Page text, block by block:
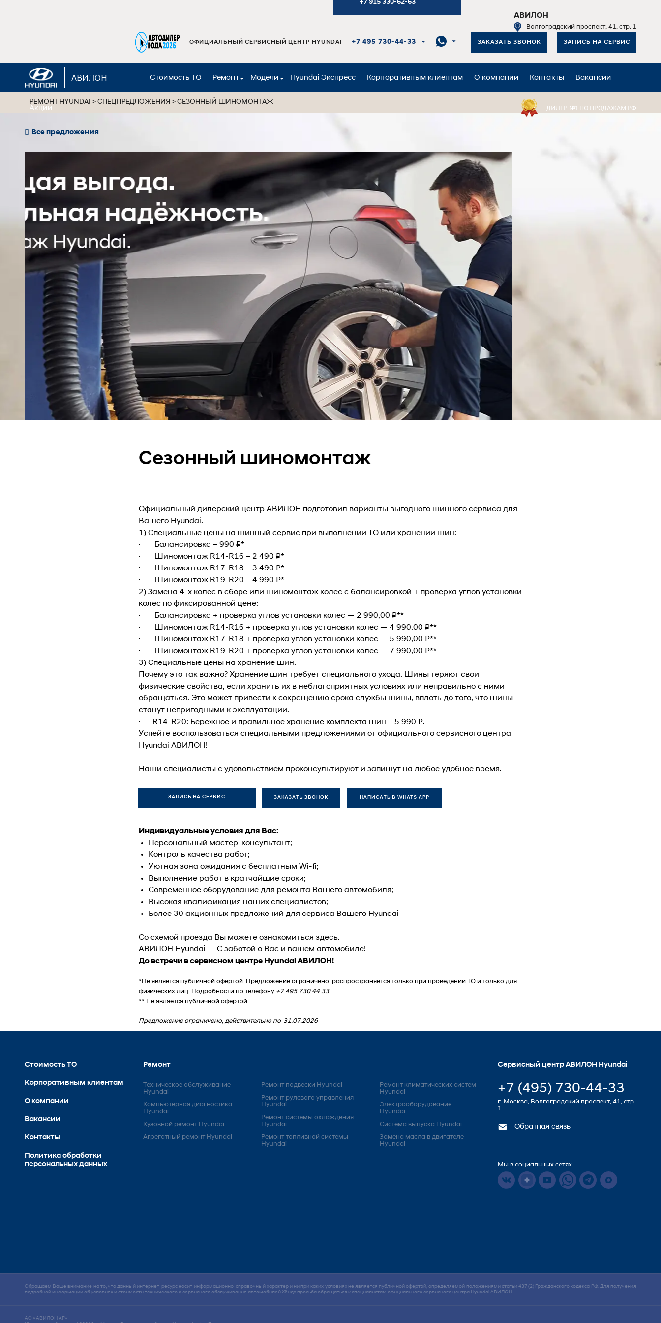
АВИЛОН
Волгоградский проспект, 41, стр. 1
ОФИЦИАЛЬНЫЙ СЕРВИСНЫЙ ЦЕНТР HYUNDAI +7 495 730-44-33
+7 915 330-62-63
ЗАКАЗАТЬ ЗВОНОК ЗАПИСЬ НА СЕРВИС
АВИЛОН Стоимость ТО Ремонт Модели Hyundai Экспресс Корпоративным клиентам О компании Контакты Вакансии
Акции ДИЛЕР №1 ПО ПРОДАЖАМ РФ
РЕМОНТ HYUNDAI > СПЕЦПРЕДЛОЖЕНИЯ > СЕЗОННЫЙ ШИНОМОНТАЖ
Все предложения
Сезонный шиномонтаж
Официальный дилерский центр АВИЛОН подготовил варианты выгодного шинного сервиса для
Вашего Hyundai.
1) Специальные цены на шинный сервис при выполнении ТО или хранении шин:
· Балансировка – 990 ₽*
· Шиномонтаж R14-R16 – 2 490 ₽*
· Шиномонтаж R17-R18 – 3 490 ₽*
· Шиномонтаж R19-R20 – 4 990 ₽*
2) Замена 4-х колес в сборе или шиномонтаж колес с балансировкой + проверка углов установки
колес по фиксированной цене:
· Балансировка + проверка углов установки колес — 2 990,00 ₽**
· Шиномонтаж R14-R16 + проверка углов установки колес — 4 990,00 ₽**
· Шиномонтаж R17-R18 + проверка углов установки колес — 5 990,00 ₽**
· Шиномонтаж R19-R20 + проверка углов установки колес — 7 990,00 ₽**
3) Специальные цены на хранение шин.
Почему это так важно? Хранение шин требует специального ухода. Шины теряют свои
физические свойства, если хранить их в неблагоприятных условиях или неправильно с ними
обращаться. Это может привести к сокращению срока службы шины, вплоть до того, что шины
станут непригодными к эксплуатации.
· R14-R20: Бережное и правильное хранение комплекта шин – 5 990 ₽.
Успейте воспользоваться специальными предложениями от официального сервисного центра
Hyundai АВИЛОН!
Наши специалисты с удовольствием проконсультируют и запишут на любое удобное время.
ЗАПИСЬ НА СЕРВИС ЗАКАЗАТЬ ЗВОНОК НАПИСАТЬ В WHATS APP
Индивидуальные условия для Вас:
Персональный мастер-консультант;
Контроль качества работ;
Уютная зона ожидания с бесплатным Wi-fi;
Выполнение работ в кратчайшие сроки;
Современное оборудование для ремонта Вашего автомобиля;
Высокая квалификация наших специалистов;
Более 30 акционных предложений для сервиса Вашего Hyundai
Со схемой проезда Вы можете ознакомиться здесь.
АВИЛОН Hyundai — С заботой о Вас и вашем автомобиле!
До встречи в сервисном центре Hyundai АВИЛОН!
*Не является публичной офертой. Предложение ограничено, распространяется только при проведении ТО и только для
физических лиц. Подробности по телефону +7 495 730 44 33.
** Не является публичной офертой.
Предложение ограничено, действительно по 31.07.2026
Стоимость ТО
Корпоративным клиентам
О компании
Вакансии
Контакты
Политика обработки
персональных данных
Ремонт
Техническое обслуживание
Hyundai
Компьютерная диагностика
Hyundai
Кузовной ремонт Hyundai
Агрегатный ремонт Hyundai
Ремонт подвески Hyundai
Ремонт рулевого управления
Hyundai
Ремонт системы охлаждения
Hyundai
Ремонт топливной системы
Hyundai
Ремонт климатических систем
Hyundai
Электрооборудование
Hyundai
Система выпуска Hyundai
Замена масла в двигателе
Hyundai
Сервисный центр АВИЛОН Hyundai
+7 (495) 730-44-33
г. Москва, Волгоградский проспект, 41, стр.
1
Обратная связь
Мы в социальных сетях
Обращаем Ваше внимание на то, что данный интернет-ресурс носит информационно-справочный характер и ни при каких условиях не является публичной офертой, определяемой положениями статьи 437 (2) Гражданского кодекса РФ. Для получения
подробной информации об условиях и стоимости технического и сервисного обслуживания автомобилей Хёндэ просьба обращаться к специалистам официального сервисного центра Hyundai АВИЛОН.
АО «АВИЛОН АГ»